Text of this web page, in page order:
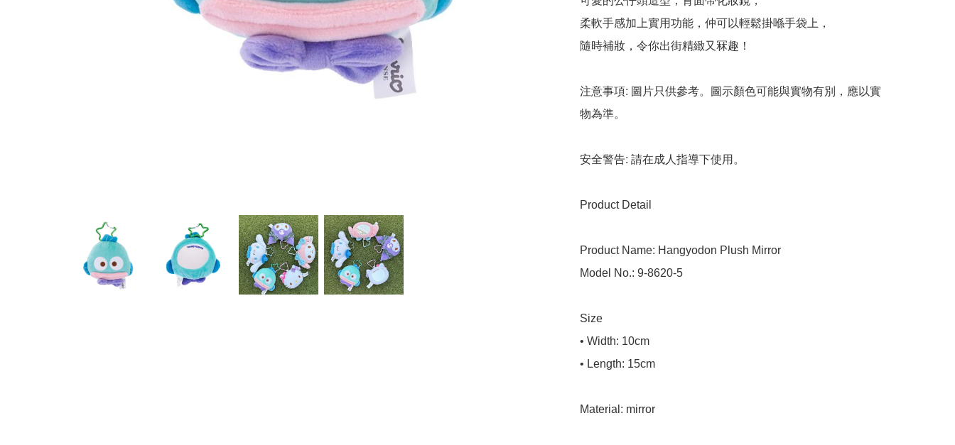
柔軟手感加上實用功能，仲可以輕鬆掛喺手袋上，
隨時補妝，令你出街精緻又冧趣！
注意事項: 圖片只供參考。圖示顏色可能與實物有別，應以實
物為準。
安全警告: 請在成人指導下使用。
Product Detail
Product Name: Hangyodon Plush Mirror
Model No.: 9-8620-5
Size
• Width: 10cm
• Length: 15cm
Material: mirror